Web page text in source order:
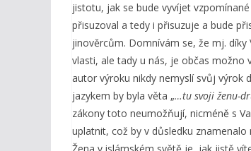
jistotu, jak se bude vyvíjet
přisuzoval a tedy i přisuzuje a bude
jinověrcům. Domnívám se, že mj.
vlasti, ale tady u nás, je občas možno
autor výroku nikdy nemyslí svůj výrok
jazykem by byla věta „…tu svoji ženu-
zákony toto neumožňují, nicméně s
uplatnit, což by v důsledku